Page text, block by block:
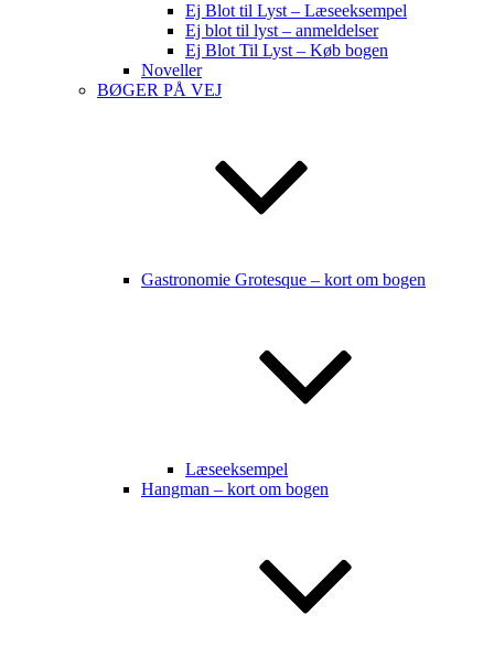
Ej Blot til Lyst – Læseeksempel
Ej blot til lyst – anmeldelser
Ej Blot Til Lyst – Køb bogen
Noveller
BØGER PÅ VEJ
Gastronomie Grotesque – kort om bogen
Læseeksempel
Hangman – kort om bogen